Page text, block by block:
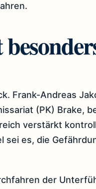
Frank-Andreas
(PK) Brake,
verstärkt
es, die
der